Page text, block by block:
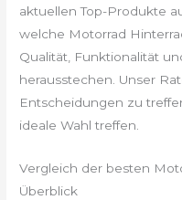
aktuellen Top-Produkte
welche Motorrad
Qualität, Funktionalität
herausstechen. Unser
Entscheidungen zu
ideale Wahl treffen.
Vergleich der besten
Überblick